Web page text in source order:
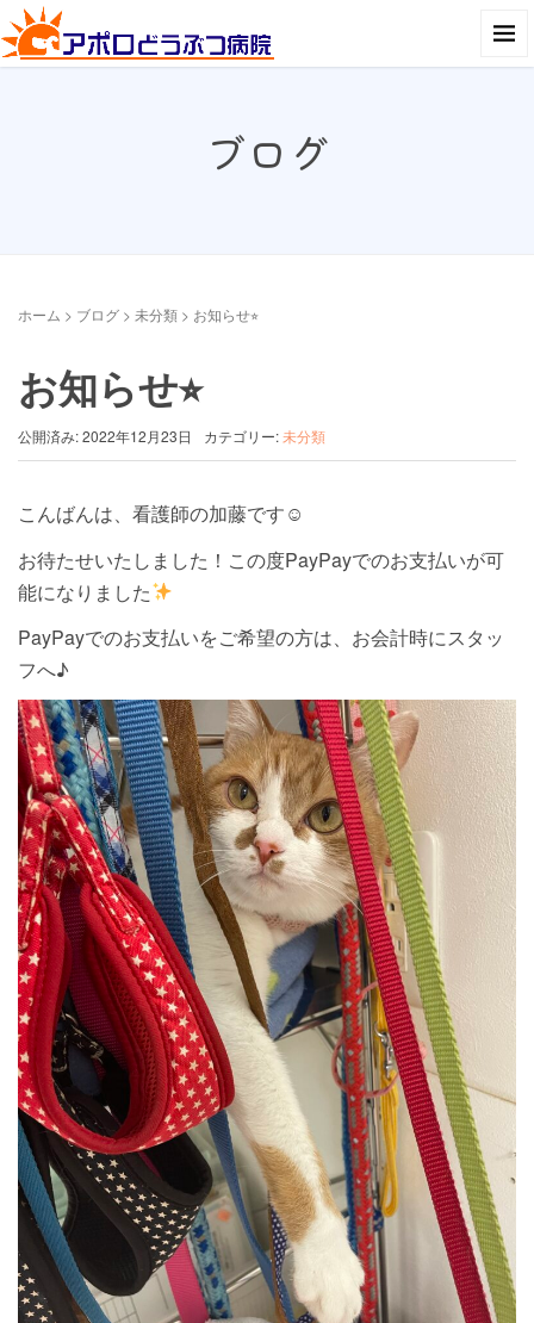
ブログ
ホーム > ブログ > 未分類 > お知らせ⭐︎
お知らせ⭐︎
公開済み: 2022年12月23日 カテゴリー:未分類
こんばんは、看護師の加藤です☺︎
お待たせいたしました！この度PayPayでのお支払いが可
能になりました
PayPayでのお支払いをご希望の方は、お会計時にスタッ
フへ♪